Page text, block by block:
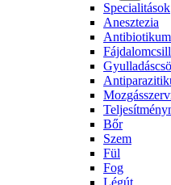
Specialitások
Anesztezia
Antibiotikum
Bőr
Szem
Fül
Fog